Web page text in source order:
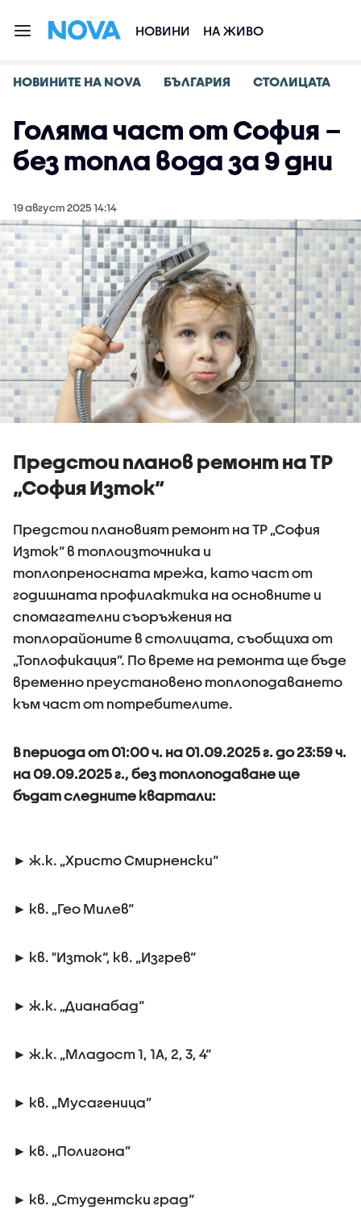
НОВИНИ НА ЖИВО
НОВИНИТЕ НА NOVA БЪЛГАРИЯ СТОЛИЦАТА
Голяма част от София –
без топла вода за 9 дни
19 август 2025 14:14
Предстои планов ремонт на ТР
„София Изток“
Предстои плановият ремонт на ТР „София
Изток“ в топлоизточника и
топлопреносната мрежа, като част от
годишната профилактика на основните и
спомагателни съоръжения на
топлорайоните в столицата, съобщиха от
„Топлофикация”. По време на ремонта ще бъде
временно преустановено топлоподаването
към част от потребителите.
В периода от 01:00 ч. на 01.09.2025 г. до 23:59 ч.
на 09.09.2025 г., без топлоподаване ще
бъдат следните квартали:
► ж.к. „Христо Смирненски“
► кв. „Гео Милев“
► кв. "Изток“, кв. „Изгрев“
► ж.к. „Дианабад“
► ж.к. „Младост 1, 1А, 2, 3, 4“
► кв. „Мусагеница”
► кв. „Полигона”
► кв. „Студентски град“